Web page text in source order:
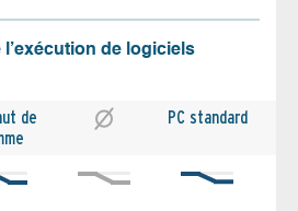
l’exécution de logiciels
de
PC standard